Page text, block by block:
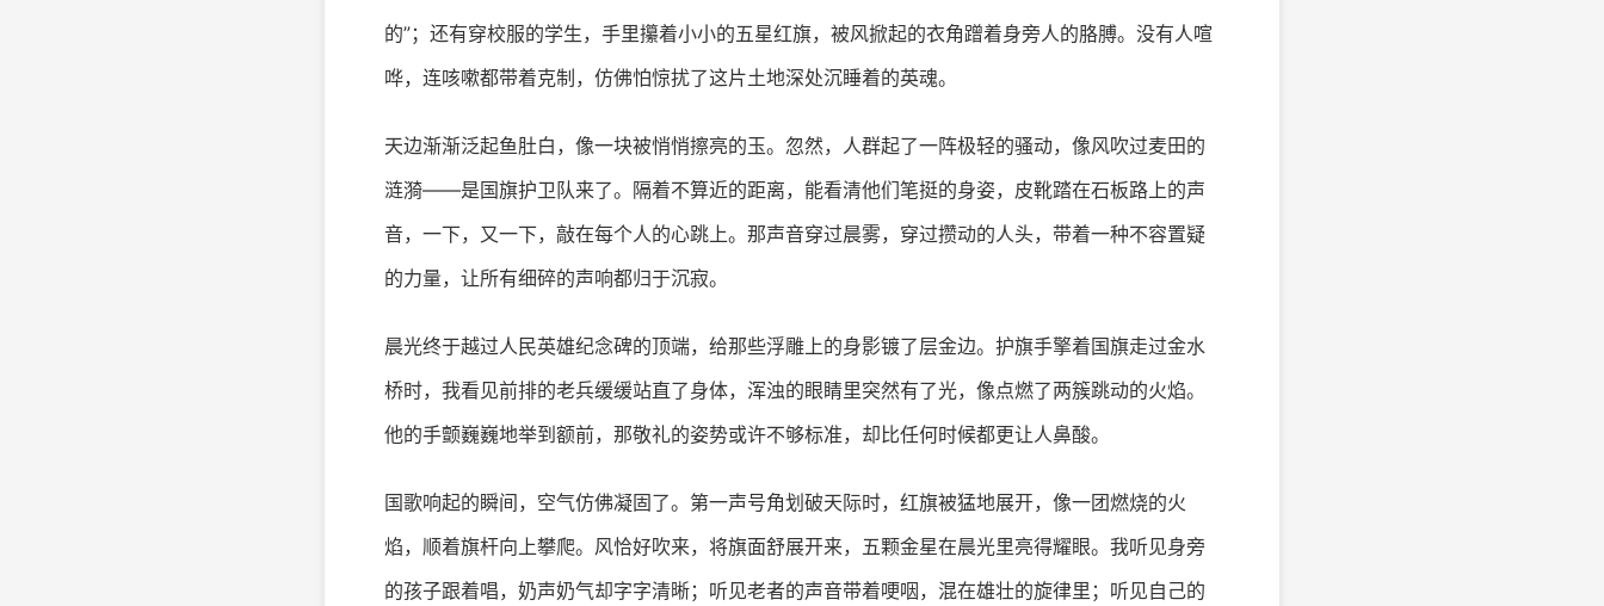
的”；还有穿校服的学生，手里攥着小小的五星红旗，被风掀起的衣角蹭着身旁人的胳膊。没有人喧
哗，连咳嗽都带着克制，仿佛怕惊扰了这片土地深处沉睡着的英魂。
天边渐渐泛起鱼肚白，像一块被悄悄擦亮的玉。忽然，人群起了一阵极轻的骚动，像风吹过麦田的
涟漪——是国旗护卫队来了。隔着不算近的距离，能看清他们笔挺的身姿，皮靴踏在石板路上的声
音，一下，又一下，敲在每个人的心跳上。那声音穿过晨雾，穿过攒动的人头，带着一种不容置疑
的力量，让所有细碎的声响都归于沉寂。
晨光终于越过人民英雄纪念碑的顶端，给那些浮雕上的身影镀了层金边。护旗手擎着国旗走过金水
桥时，我看见前排的老兵缓缓站直了身体，浑浊的眼睛里突然有了光，像点燃了两簇跳动的火焰。
他的手颤巍巍地举到额前，那敬礼的姿势或许不够标准，却比任何时候都更让人鼻酸。
国歌响起的瞬间，空气仿佛凝固了。第一声号角划破天际时，红旗被猛地展开，像一团燃烧的火
焰，顺着旗杆向上攀爬。风恰好吹来，将旗面舒展开来，五颗金星在晨光里亮得耀眼。我听见身旁
的孩子跟着唱，奶声奶气却字字清晰；听见老者的声音带着哽咽，混在雄壮的旋律里；听见自己的